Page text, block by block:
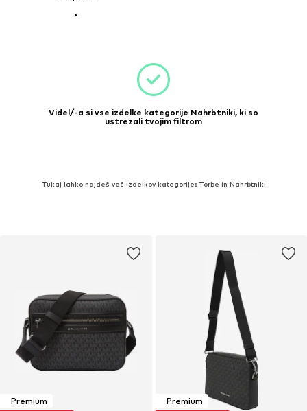
Videl/-a si vse izdelke kategorije Nahrbtniki, ki so
ustrezali tvojim filtrom
Tukaj lahko najdeš več izdelkov kategorije: Torbe in Nahrbtniki
Premium
Premium